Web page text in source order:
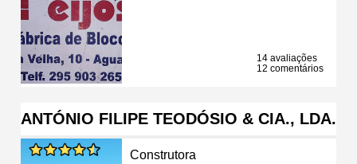
14 avaliações
12 comentários
ANTÓNIO FILIPE TEODÓSIO & CIA., LDA.
Construtora